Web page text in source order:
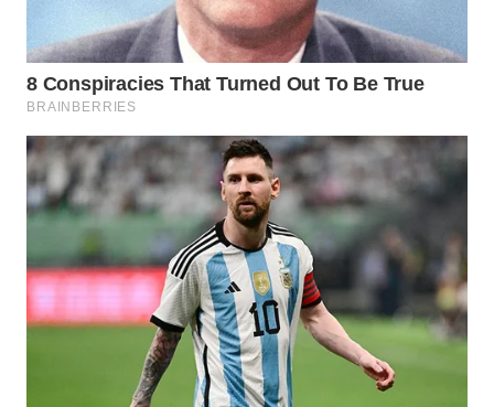
WN
PADANG
LAWAS
WN
SUMEDANG
CIANJUR
WN